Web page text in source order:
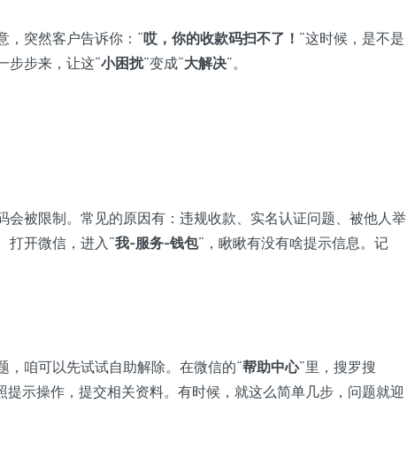
，突然客户告诉你：“哎，你的收款码扫不了！ ”这时候，是不是
步步来，让这“小困扰”变成“大解决”。
会被限制。常见的原因有：违规收款、实名认证问题、被他人举
打开微信，进入“我-服务-钱包”，瞅瞅有没有啥提示信息。记
，咱可以先试试自助解除。在微信的“帮助中心”里，搜罗搜
提示操作，提交相关资料。有时候，就这么简单几步，问题就迎